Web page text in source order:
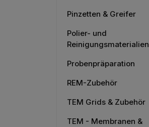
Pinzetten & Greifer
Polier- und
Reinigungsmaterialien
Probenpräparation
REM-Zubehör
TEM Grids & Zubehör
TEM - Membranen &